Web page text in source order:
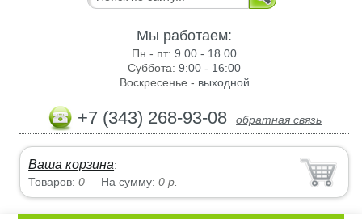
Мы работаем:
Пн - пт:9.00 - 18.00
Суббота:9:00 - 16:00
Воскресенье - выходной
+7 (343) 268-93-08 обратная связь
Ваша корзина:
Товаров:0 На сумму:0 р.